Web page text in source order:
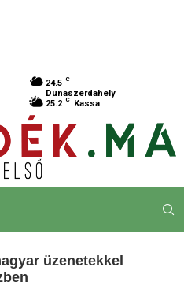
24.5 C
Dunaszerdahely
25.2 C Kassa
üzenetekkel